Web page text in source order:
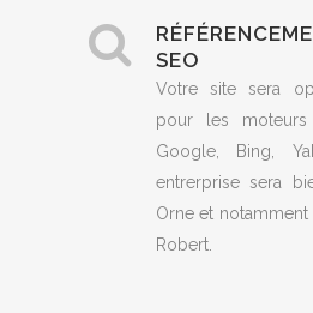
SEO
Votre site sera
pour les
Google, Bing,
entrerprise sera
Orne et notamment
Robert.